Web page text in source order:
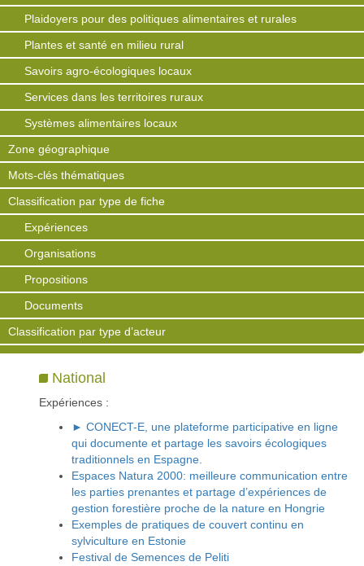
Plaidoyers pour des politiques alimentaires et rurales
Plantes et santé en milieu rural
Savoirs agro-écologiques locaux
Services dans les territoires ruraux
Systèmes alimentaires locaux
Zone géographique
Mots-clés thématiques
Classification par type de fiche
Expériences
Organisations
Propositions
Documents
Classification par type d’acteur
National
Expériences :
► CONECT-E, une plateforme participative en ligne
qui documente et partage les savoirs écologiques
traditionnels en Espagne.
Espaces Natura 2000: meilleure communication entre
les parties prenantes et partage d’expériences de
gestion forestière proche de la nature en Hongrie
Exemples de pratiques de couvert continu en
sylviculture en Estonie
Festival de Semences de Peliti